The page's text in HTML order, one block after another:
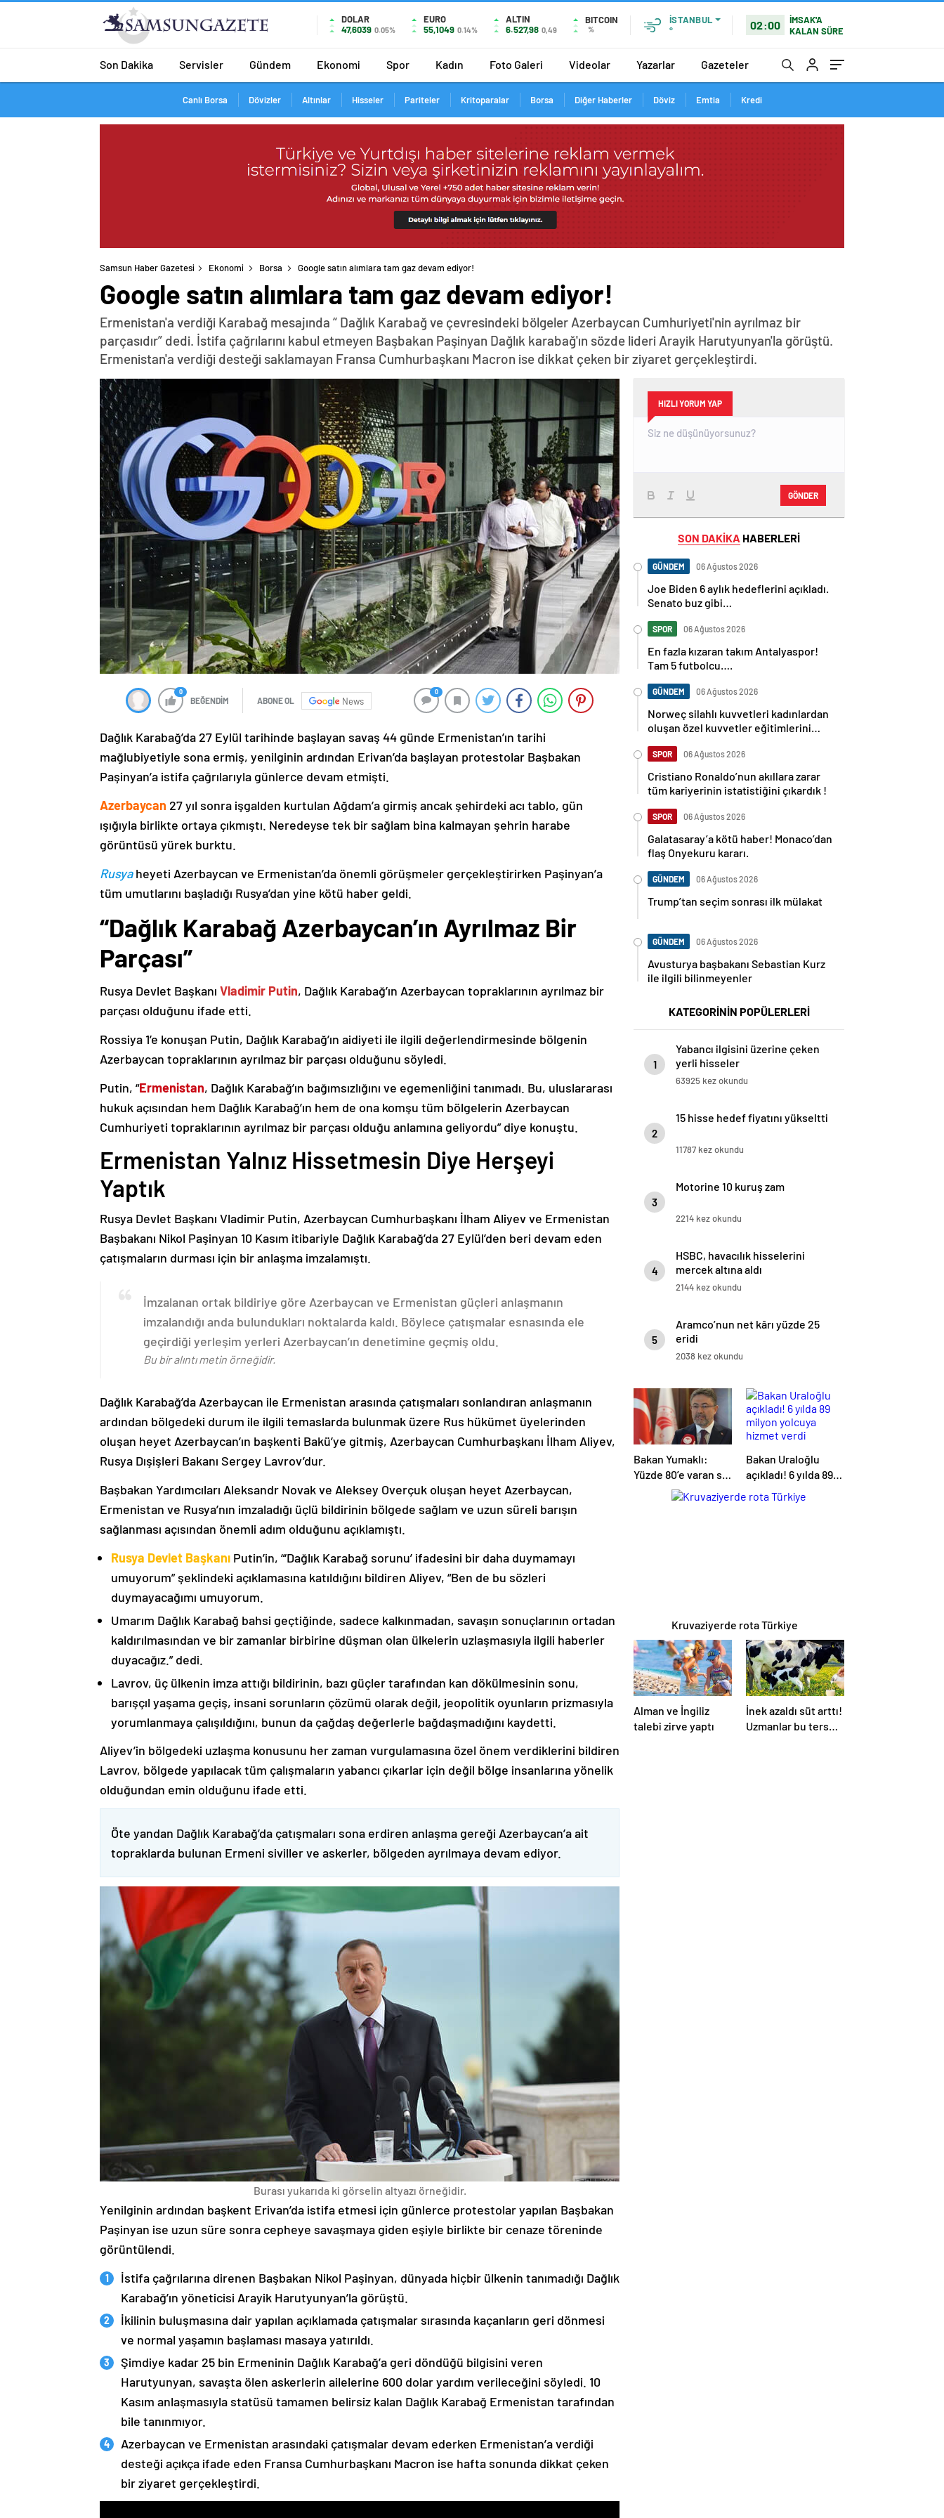
DOLAR
47,6039 0.05%
EURO
55,1049 0.14%
ALTIN
6.527,98 0,49
BITCOIN
%
İSTANBUL
°
02:00
İMSAK'A
KALAN SÜRE
Son Dakika Servisler Gündem Ekonomi Spor Kadın Foto Galeri Videolar Yazarlar Gazeteler
Canlı Borsa Dövizler Altınlar Hisseler Pariteler Kritoparalar Borsa Diğer Haberler Döviz Emtia Kredi
Samsun Haber Gazetesi Ekonomi Borsa Google satın alımlara tam gaz devam ediyor!
Google satın alımlara tam gaz devam ediyor!
Ermenistan'a verdiği Karabağ mesajında “ Dağlık Karabağ ve çevresindeki bölgeler Azerbaycan Cumhuriyeti'nin ayrılmaz bir
parçasıdır” dedi. İstifa çağrılarını kabul etmeyen Başbakan Paşinyan Dağlık karabağ'ın sözde lideri Arayik Harutyunyan'la görüştü.
Ermenistan'a verdiği desteği saklamayan Fransa Cumhurbaşkanı Macron ise dikkat çeken bir ziyaret gerçekleştirdi.
0
BEĞENDİM ABONE OL News
0
Dağlık Karabağ’da 27 Eylül tarihinde başlayan savaş 44 günde Ermenistan’ın tarihi
mağlubiyetiyle sona ermiş, yenilginin ardından Erivan’da başlayan protestolar Başbakan
Paşinyan’a istifa çağrılarıyla günlerce devam etmişti.
Azerbaycan 27 yıl sonra işgalden kurtulan Ağdam’a girmiş ancak şehirdeki acı tablo, gün
ışığıyla birlikte ortaya çıkmıştı. Neredeyse tek bir sağlam bina kalmayan şehrin harabe
görüntüsü yürek burktu.
Rusyaheyeti Azerbaycan ve Ermenistan’da önemli görüşmeler gerçekleştirirken Paşinyan’a
tüm umutlarını başladığı Rusya’dan yine kötü haber geldi.
“Dağlık Karabağ Azerbaycan’ın Ayrılmaz Bir
Parçası”
Rusya Devlet Başkanı Vladimir Putin, Dağlık Karabağ’ın Azerbaycan topraklarının ayrılmaz bir
parçası olduğunu ifade etti.
Rossiya 1’e konuşan Putin, Dağlık Karabağ’ın aidiyeti ile ilgili değerlendirmesinde bölgenin
Azerbaycan topraklarının ayrılmaz bir parçası olduğunu söyledi.
Putin, “Ermenistan, Dağlık Karabağ’ın bağımsızlığını ve egemenliğini tanımadı. Bu, uluslararası
hukuk açısından hem Dağlık Karabağ’ın hem de ona komşu tüm bölgelerin Azerbaycan
Cumhuriyeti topraklarının ayrılmaz bir parçası olduğu anlamına geliyordu” diye konuştu.
Ermenistan Yalnız Hissetmesin Diye Herşeyi
Yaptık
Rusya Devlet Başkanı Vladimir Putin, Azerbaycan Cumhurbaşkanı İlham Aliyev ve Ermenistan
Başbakanı Nikol Paşinyan 10 Kasım itibariyle Dağlık Karabağ’da 27 Eylül’den beri devam eden
çatışmaların durması için bir anlaşma imzalamıştı.
İmzalanan ortak bildiriye göre Azerbaycan ve Ermenistan güçleri anlaşmanın
imzalandığı anda bulundukları noktalarda kaldı. Böylece çatışmalar esnasında ele
geçirdiği yerleşim yerleri Azerbaycan’ın denetimine geçmiş oldu.
Bu bir alıntı metin örneğidir.
Dağlık Karabağ’da Azerbaycan ile Ermenistan arasında çatışmaları sonlandıran anlaşmanın
ardından bölgedeki durum ile ilgili temaslarda bulunmak üzere Rus hükümet üyelerinden
oluşan heyet Azerbaycan’ın başkenti Bakü’ye gitmiş, Azerbaycan Cumhurbaşkanı İlham Aliyev,
Rusya Dışişleri Bakanı Sergey Lavrov’dur.
Başbakan Yardımcıları Aleksandr Novak ve Aleksey Overçuk oluşan heyet Azerbaycan,
Ermenistan ve Rusya’nın imzaladığı üçlü bildirinin bölgede sağlam ve uzun süreli barışın
sağlanması açısından önemli adım olduğunu açıklamıştı.
Rusya Devlet Başkanı Putin’in, “‘Dağlık Karabağ sorunu’ ifadesini bir daha duymamayı
umuyorum” şeklindeki açıklamasına katıldığını bildiren Aliyev, “Ben de bu sözleri
duymayacağımı umuyorum.
Umarım Dağlık Karabağ bahsi geçtiğinde, sadece kalkınmadan, savaşın sonuçlarının ortadan
kaldırılmasından ve bir zamanlar birbirine düşman olan ülkelerin uzlaşmasıyla ilgili haberler
duyacağız.” dedi.
Lavrov, üç ülkenin imza attığı bildirinin, bazı güçler tarafından kan dökülmesinin sonu,
barışçıl yaşama geçiş, insani sorunların çözümü olarak değil, jeopolitik oyunların prizmasıyla
yorumlanmaya çalışıldığını, bunun da çağdaş değerlerle bağdaşmadığını kaydetti.
Aliyev’in bölgedeki uzlaşma konusunu her zaman vurgulamasına özel önem verdiklerini bildiren
Lavrov, bölgede yapılacak tüm çalışmaların yabancı çıkarlar için değil bölge insanlarına yönelik
olduğundan emin olduğunu ifade etti.
Öte yandan Dağlık Karabağ’da çatışmaları sona erdiren anlaşma gereği Azerbaycan’a ait
topraklarda bulunan Ermeni siviller ve askerler, bölgeden ayrılmaya devam ediyor.
Burası yukarıda ki görselin altyazı örneğidir.
Yenilginin ardından başkent Erivan’da istifa etmesi için günlerce protestolar yapılan Başbakan
Paşinyan ise uzun süre sonra cepheye savaşmaya giden eşiyle birlikte bir cenaze töreninde
görüntülendi.
İstifa çağrılarına direnen Başbakan Nikol Paşinyan, dünyada hiçbir ülkenin tanımadığı Dağlık
Karabağ’ın yöneticisi Arayik Harutyunyan’la görüştü.
İkilinin buluşmasına dair yapılan açıklamada çatışmalar sırasında kaçanların geri dönmesi
ve normal yaşamın başlaması masaya yatırıldı.
Şimdiye kadar 25 bin Ermeninin Dağlık Karabağ’a geri döndüğü bilgisini veren
Harutyunyan, savaşta ölen askerlerin ailelerine 600 dolar yardım verileceğini söyledi. 10
Kasım anlaşmasıyla statüsü tamamen belirsiz kalan Dağlık Karabağ Ermenistan tarafından
bile tanınmıyor.
Azerbaycan ve Ermenistan arasındaki çatışmalar devam ederken Ermenistan’a verdiği
desteği açıkça ifade eden Fransa Cumhurbaşkanı Macron ise hafta sonunda dikkat çeken
bir ziyaret gerçekleştirdi.
HIZLI YORUM YAP
GÖNDER
SON DAKİKA HABERLERİ
GÜNDEM 06 Ağustos 2026
Joe Biden 6 aylık hedeflerini açıkladı.
Senato buz gibi…
SPOR 06 Ağustos 2026
En fazla kızaran takım Antalyaspor!
Tam 5 futbolcu….
GÜNDEM 06 Ağustos 2026
Norweç silahlı kuvvetleri kadınlardan
oluşan özel kuvvetler eğitimlerini
SPOR 06 Ağustos 2026
Cristiano Ronaldo’nun akıllara zarar
tüm kariyerinin istatistiğini çıkardık !
SPOR 06 Ağustos 2026
Galatasaray’a kötü haber! Monaco’dan
flaş Onyekuru kararı.
GÜNDEM 06 Ağustos 2026
Trump’tan seçim sonrası ilk mülakat
GÜNDEM 06 Ağustos 2026
Avusturya başbakanı Sebastian Kurz
ile ilgili bilinmeyenler
KATEGORİNİN POPÜLERLERİ
1
Yabancı ilgisini üzerine çeken
yerli hisseler
63925 kez okundu
2
15 hisse hedef fiyatını yükseltti
11787 kez okundu
3
Motorine 10 kuruş zam
2214 kez okundu
4
HSBC, havacılık hisselerini
mercek altına aldı
2144 kez okundu
5
Aramco’nun net kârı yüzde 25
eridi
2038 kez okundu
Bakan Yumaklı:
Yüzde 80’e varan su
verimliliği
Bakan Uraloğlu
açıkladı! 6 yılda 89
milyon yolcuya
hizmet verdi
Kruvaziyerde rota Türkiye
Alman ve İngiliz
talebi zirve yaptı
İnek azaldı süt arttı!
Uzmanlar bu ters